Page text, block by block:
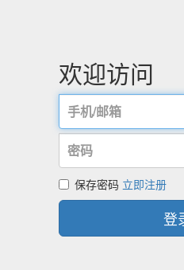
欢迎访问
保存密码 立即注册
登